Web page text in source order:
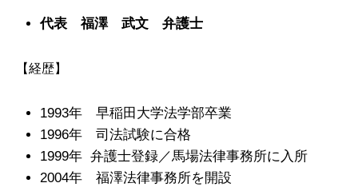
代表 福澤 武文 弁護士
【経歴】
1993年 早稲田大学法学部卒業
1996年 司法試験に合格
1999年 弁護士登録／馬場法律事務所に入所
2004年 福澤法律事務所を開設